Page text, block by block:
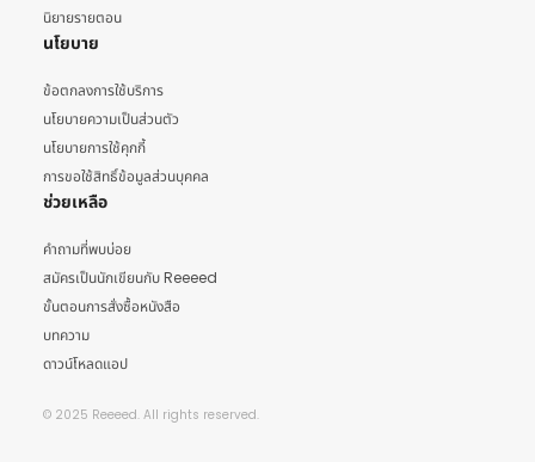
นิยายรายตอน
นโยบาย
ข้อตกลงการใช้บริการ
นโยบายความเป็นส่วนตัว
นโยบายการใช้คุกกี้
การขอใช้สิทธิ์ข้อมูลส่วนบุคคล
ช่วยเหลือ
คำถามที่พบบ่อย
สมัครเป็นนักเขียนกับ Reeeed
ขั้นตอนการสั่งซื้อหนังสือ
บทความ
ดาวน์โหลดแอป
© 2025 Reeeed. All rights reserved.